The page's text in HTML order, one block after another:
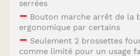
serrées
– Bouton marche arrêt de la
ergonomique par certains
– Seulement 2 brossettes
comme limité pour un usage